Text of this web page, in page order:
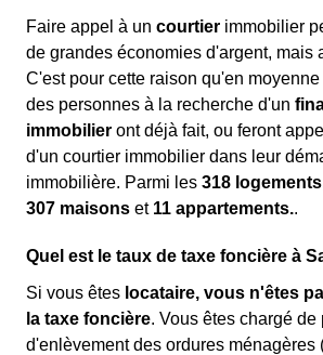
Faire appel à un courtier immobilier
de grandes économies d'argent, mais
C'est pour cette raison qu'en
des personnes à la recherche d'un
immobilier ont déjà fait, ou feront
d'un courtier immobilier dans leur
immobilière. Parmi les 318 logements
307 maisons et 11 appartements..
Quel est le taux de taxe foncière à
Si vous êtes locataire, vous n'êtes
la taxe foncière. Vous êtes chargé de
d'enlèvement des ordures ménagères